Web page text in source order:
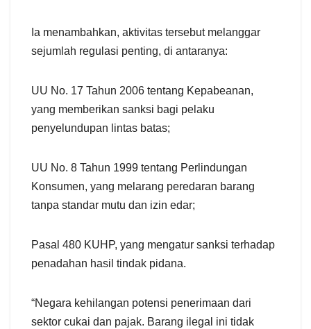
Ia menambahkan, aktivitas tersebut melanggar
sejumlah regulasi penting, di antaranya:
UU No. 17 Tahun 2006 tentang Kepabeanan,
yang memberikan sanksi bagi pelaku
penyelundupan lintas batas;
UU No. 8 Tahun 1999 tentang Perlindungan
Konsumen, yang melarang peredaran barang
tanpa standar mutu dan izin edar;
Pasal 480 KUHP, yang mengatur sanksi terhadap
penadahan hasil tindak pidana.
“Negara kehilangan potensi penerimaan dari
sektor cukai dan pajak. Barang ilegal ini tidak